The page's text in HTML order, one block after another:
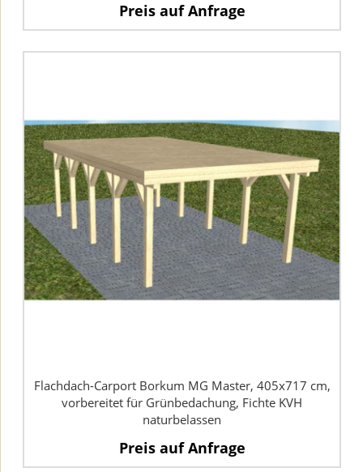
Preis auf Anfrage
Flachdach-Carport Borkum MG Master, 405x717 cm,
vorbereitet für Grünbedachung, Fichte KVH
naturbelassen
Preis auf Anfrage